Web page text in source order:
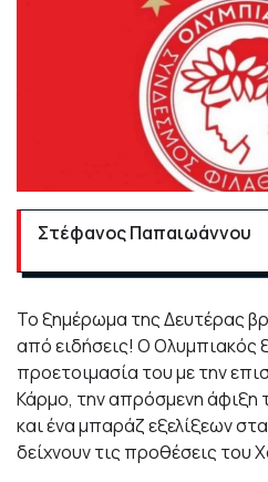
Στέφανος Παπαιωάννου
Το ξημέρωμα της Δευτέρας
από ειδήσεις! Ο Ολυμπιακός
προετοιμασία του με την
Κάρμο, την απρόσμενη άφιξη
και ένα μπαράζ εξελίξεων
δείχνουν τις προθέσεις του